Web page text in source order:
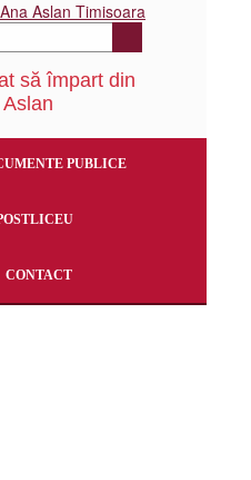
să împart din
PUBLICE
CONTACT